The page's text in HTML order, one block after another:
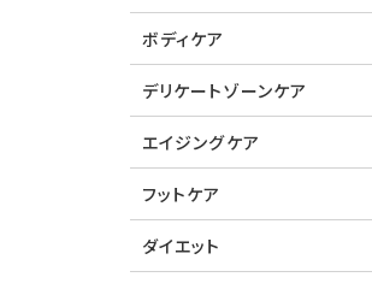
ボディケア
デリケートゾーンケア
エイジングケア
フットケア
ダイエット